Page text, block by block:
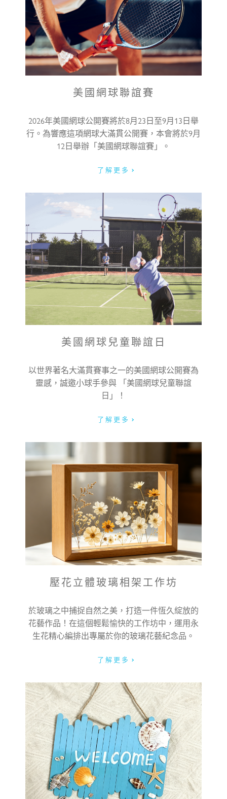
美國網球聯誼賽
2026年美國網球公開賽將於8月23日至9月13日舉
行。為響應這項網球大滿貫公開賽，本會將於9月
12日舉辦「美國網球聯誼賽」。
了解更多
美國網球兒童聯誼日
以世界著名大滿貫賽事之一的美國網球公開賽為
靈感，誠邀小球手參與 「美國網球兒童聯誼
日」！
了解更多
壓花立體玻璃相架工作坊
於玻璃之中捕捉自然之美，打造一件恆久綻放的
花藝作品！在這個輕鬆愉快的工作坊中，運用永
生花精心編排出專屬於你的玻璃花藝紀念品。
了解更多
我已閱讀及明白私隱政策
我已閱讀及明白收集個人資料聲明